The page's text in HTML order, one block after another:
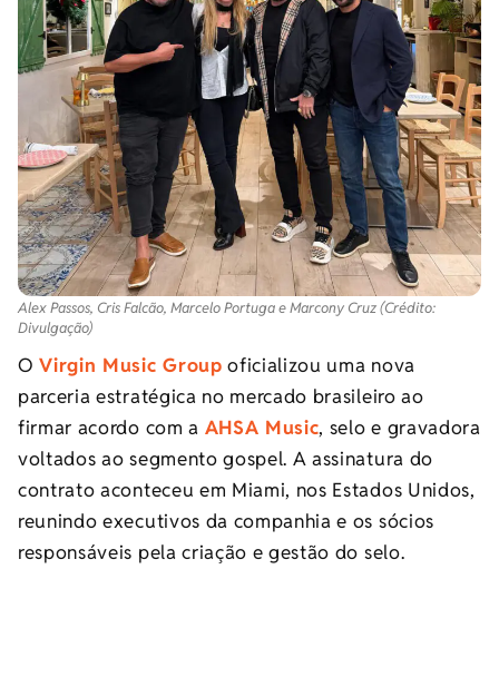
Alex Passos, Cris Falcão, Marcelo Portuga e Marcony Cruz (Crédito:
Divulgação)
OVirgin Music Group oficializou uma nova
parceria estratégica no mercado brasileiro ao
firmar acordo com a AHSA Music, selo e gravadora
voltados ao segmento gospel. A assinatura do
contrato aconteceu em Miami, nos Estados Unidos,
reunindo executivos da companhia e os sócios
responsáveis pela criação e gestão do selo.